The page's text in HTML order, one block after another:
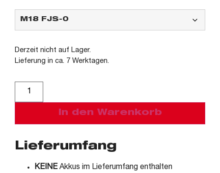
Derzeit nicht auf Lager.
Lieferung in ca. 7 Werktagen.
In den Warenkorb
Lieferumfang
KEINEAkkus im Lieferumfang enthalten